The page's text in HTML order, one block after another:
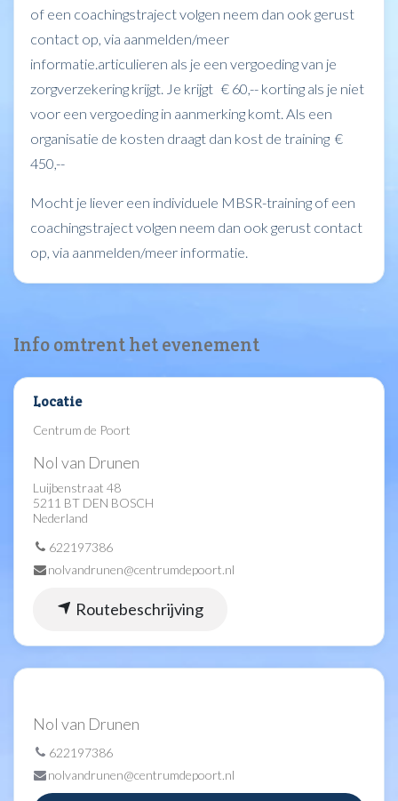
of een coachingstraject volgen neem dan ook gerust
contact op, via aanmelden/meer
informatie.articulieren als je een vergoeding van je
zorgverzekering krijgt. Je krijgt € 60,-- korting als je niet
voor een vergoeding in aanmerking komt. Als een
organisatie de kosten draagt dan kost de training €
450,--
Mocht je liever een individuele MBSR-training of een
coachingstraject volgen neem dan ook gerust contact
op, via aanmelden/meer informatie.
Info omtrent het evenement
Locatie
Centrum de Poort
Nol van Drunen
Luijbenstraat 48
5211 BT DEN BOSCH
Nederland
622197386
nolvandrunen@centrumdepoort.nl
Routebeschrijving
Nol van Drunen
622197386
nolvandrunen@centrumdepoort.nl